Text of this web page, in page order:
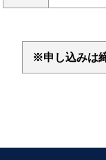
※申し込みは